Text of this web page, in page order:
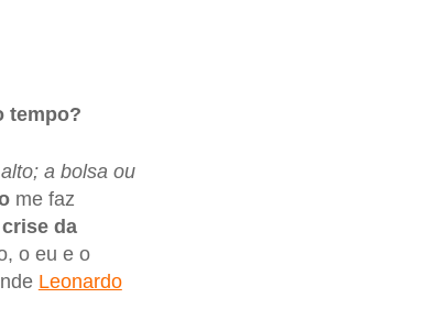
tempo?
a bolsa ou
me faz
crise da
o eu e o
Leonardo